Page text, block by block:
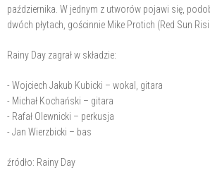
października. W jednym z utworów pojawi się,
dwóch płytach, gościnnie Mike Protich (Red Sun
Rainy Day zagrał w składzie:
- Wojciech Jakub Kubicki – wokal, gitara
- Michał Kochański – gitara
- Rafał Olewnicki – perkusja
- Jan Wierzbicki – bas
źródło: Rainy Day